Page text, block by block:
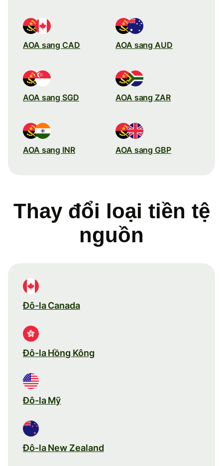
AOA sang CAD AOA sang AUD
AOA sang SGD AOA sang ZAR
AOA sang INR AOA sang GBP
Thay đổi loại tiền tệ
nguồn
Đô-la Canada
Đô-la Hồng Kông
Đô-la Mỹ
Đô-la New Zealand